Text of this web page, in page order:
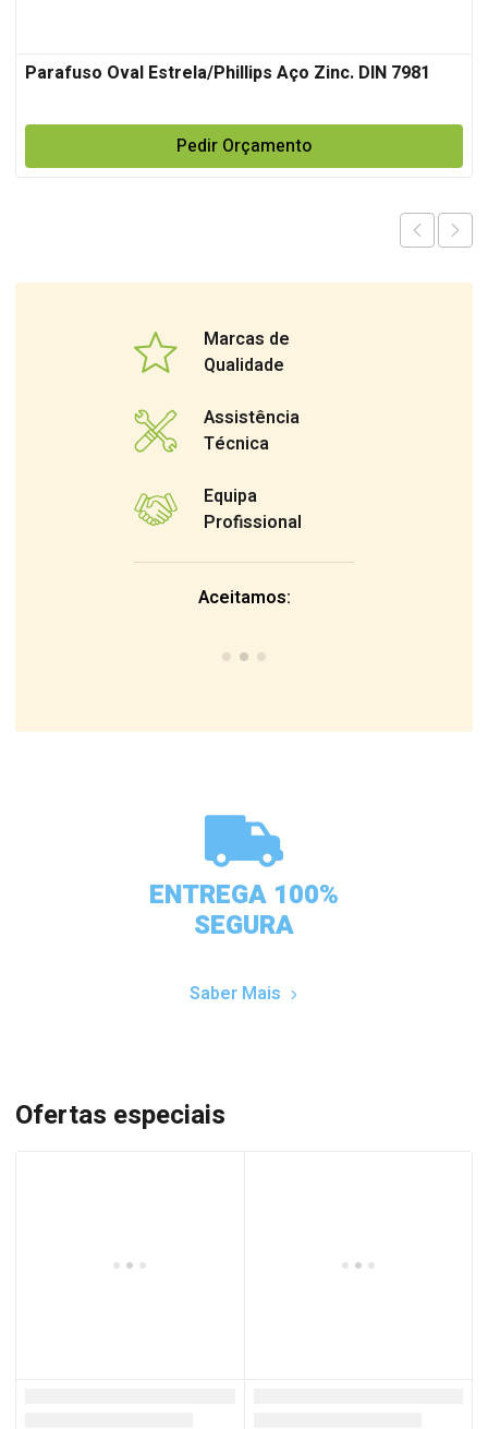
Parafuso Oval Estrela/Phillips Aço Zinc. DIN 7981
Pedir Orçamento
Marcas de
Qualidade
Assistência
Técnica
Equipa
Profissional
Aceitamos:
ENTREGA 100%
SEGURA
Saber Mais
Ofertas especiais